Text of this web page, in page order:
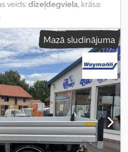
veids:dīzeļdegviela, krāsa:
celtnis,
Mazā sludinājuma